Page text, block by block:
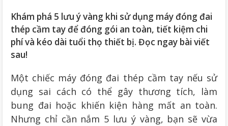
Khám phá 5 lưu ý vàng khi sử dụng máy đóng đai
thép cầm tay để đóng gói an toàn, tiết kiệm chi
phí và kéo dài tuổi thọ thiết bị. Đọc ngay bài viết
sau!
Một chiếc máy đóng đai thép cầm tay nếu sử
dụng sai cách có thể gây thương tích, làm
bung đai hoặc khiến kiện hàng mất an toàn.
Nhưng chỉ cần nắm 5 lưu ý vàng, bạn sẽ vừa